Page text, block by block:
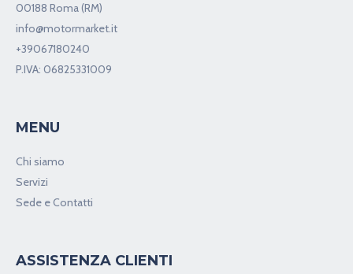
00188 Roma (RM)
info@motormarket.it
+39067180240
P.IVA: 06825331009
MENU
Chi siamo
Servizi
Sede e Contatti
ASSISTENZA CLIENTI